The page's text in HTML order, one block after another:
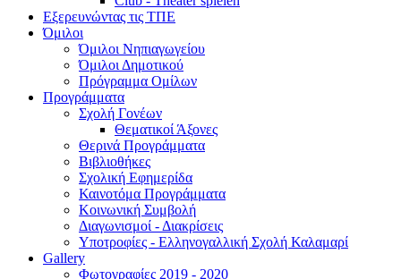
Εξερευνώντας τις ΤΠΕ
Όμιλοι
Όμιλοι Νηπιαγωγείου
Όμιλοι Δημοτικού
Πρόγραμμα Ομίλων
Προγράμματα
Σχολή Γονέων
Θεματικοί Άξονες
Θερινά Προγράμματα
Βιβλιοθήκες
Σχολική Εφημερίδα
Καινοτόμα Προγράμματα
Κοινωνική Συμβολή
Διαγωνισμοί - Διακρίσεις
Υποτροφίες - Ελληνογαλλική Σχολή Καλαμαρί
Gallery
Φωτογραφίες 2019 - 2020